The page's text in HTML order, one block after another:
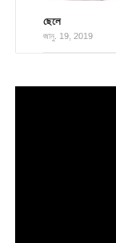
ছেলে
জানু. 19, 2019